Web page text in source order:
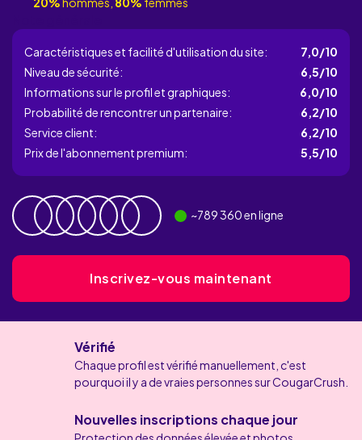
Caractéristiques et facilité d'utilisation du site:
7,0/10
Niveau de sécurité:
6,5/10
Informations sur le profil et graphiques:
6,0/10
Probabilité de rencontrer un partenaire:
6,2/10
Service client:
6,2/10
Prix de l'abonnement premium:
5,5/10
~789 360en ligne
Inscrivez-vous maintenant
Vérifié
Chaque profil est vérifié manuellement, c'est
pourquoi il y a de vraies personnes sur CougarCrush.
Nouvelles inscriptions chaque jour